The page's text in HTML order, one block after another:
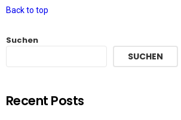
Back to top
Suchen
SUCHEN
Recent Posts